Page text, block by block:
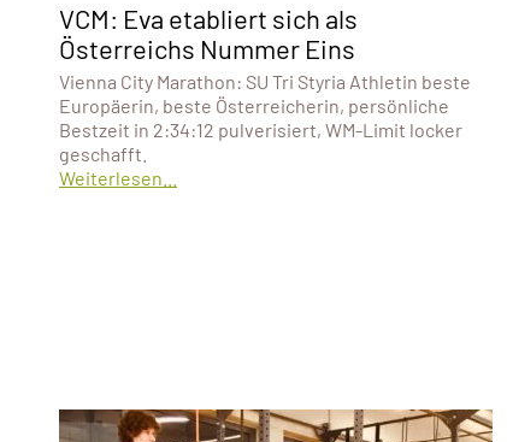
VCM: Eva etabliert sich als
Österreichs Nummer Eins
Vienna City Marathon: SU Tri Styria Athletin beste
Europäerin, beste Österreicherin, persönliche
Bestzeit in 2:34:12 pulverisiert, WM-Limit locker
geschafft.
Weiterlesen...